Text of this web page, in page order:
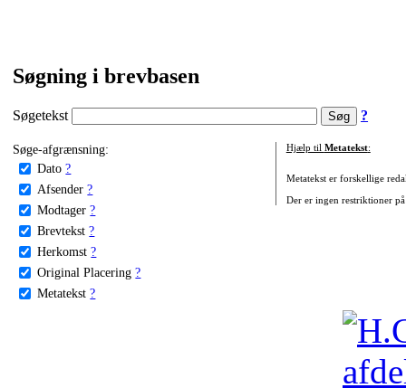
Søgning i brevbasen
Søgetekst ?
Søge-afgrænsning:
Dato ?
Afsender ?
Modtager ?
Brevtekst ?
Herkomst ?
Original Placering ?
Metatekst ?
Hjælp til Metatekst:
Metatekst er forskellige
Der er ingen restriktioner